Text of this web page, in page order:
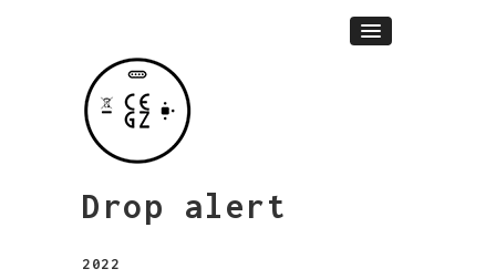
Drop alert
2022